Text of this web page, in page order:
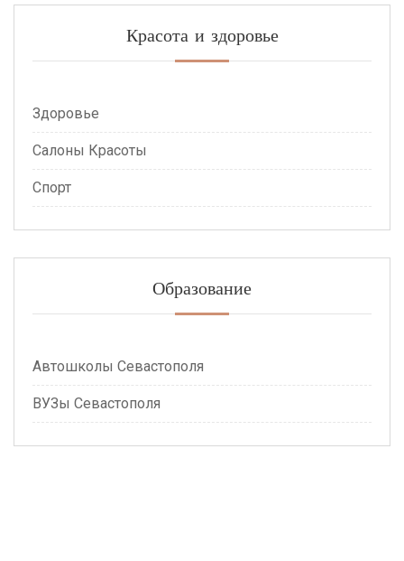
Красота и здоровье
Здоровье
Салоны Красоты
Спорт
Образование
Автошколы Севастополя
ВУЗы Севастополя